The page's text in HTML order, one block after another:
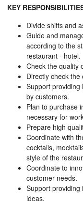
KEY
Divide shifts and
Guide and
according to the
restaurant - hotel.
Check the quality
Directly check
Support providing
by customers.
Plan to purchase
necessary for
Prepare high
Coordinate with
cocktails,
style of the
Coordinate to
customer needs.
Support providing
ideas.